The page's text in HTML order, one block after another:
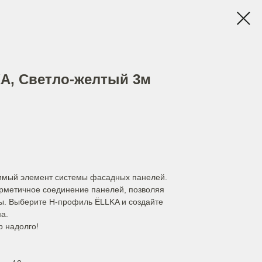
Светло-желтый 3м
элемент системы фасадных панелей.
соединение панелей, позволяя
Выберите H-профиль ЁLLKA и создайте
надолго!